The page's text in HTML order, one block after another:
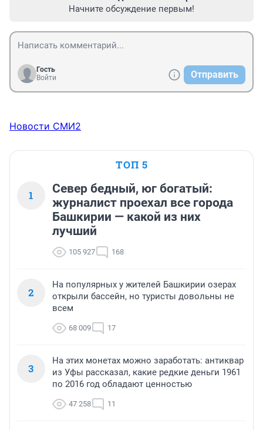
Начните обсуждение первым!
Гость
Войти
Отправить
Новости СМИ2
ТОП 5
1
Север бедный, юг богатый:
журналист проехал все города
Башкирии — какой из них
лучший
105 927 168
2
На популярных у жителей Башкирии озерах
открыли бассейн, но туристы довольны не
всем
68 009 17
3
На этих монетах можно заработать: антиквар
из Уфы рассказал, какие редкие деньги 1961
по 2016 год обладают ценностью
47 258 11